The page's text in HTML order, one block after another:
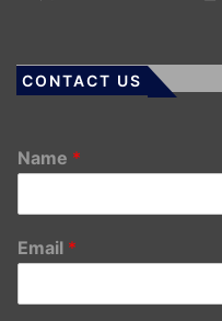
CONTACT US
Name *
Email *